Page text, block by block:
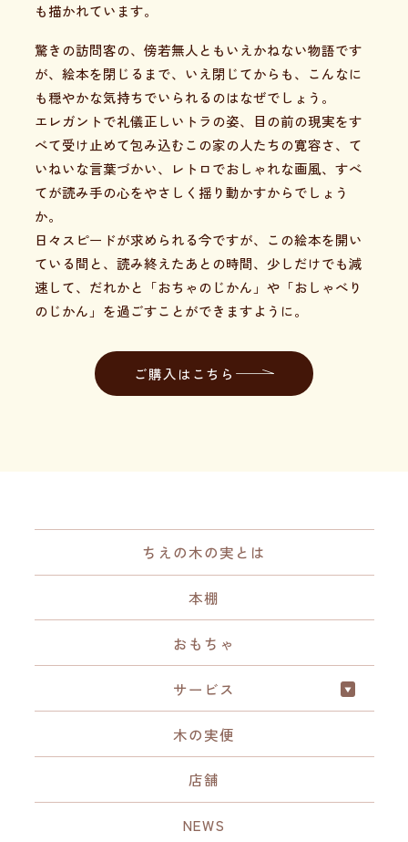
も描かれています。
驚きの訪問客の、傍若無人ともいえかねない物語です
が、絵本を閉じるまで、いえ閉じてからも、こんなに
も穏やかな気持ちでいられるのはなぜでしょう。
エレガントで礼儀正しいトラの姿、目の前の現実をす
べて受け止めて包み込むこの家の人たちの寛容さ、て
いねいな言葉づかい、レトロでおしゃれな画風、すべ
てが読み手の心をやさしく揺り動かすからでしょう
か。
日々スピードが求められる今ですが、この絵本を開い
ている間と、読み終えたあとの時間、少しだけでも減
速して、だれかと「おちゃのじかん」や「おしゃべり
のじかん」を過ごすことができますように。
ご購入はこちら
ちえの木の実とは
本棚
おもちゃ
サービス
木の実便
店舗
NEWS